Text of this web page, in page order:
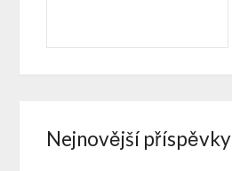
Nejnovější příspěvky